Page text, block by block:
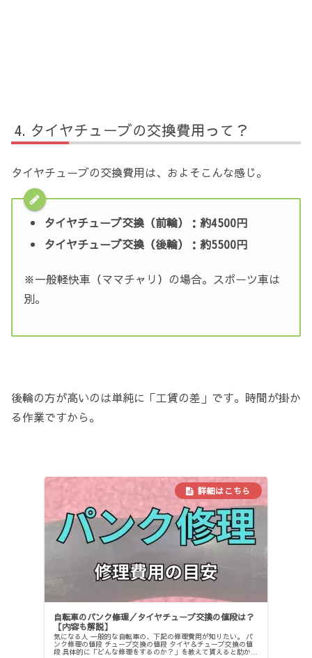
タイヤチューブの交換費用って？
タイヤチューブの交換費用は、およそこんな感じ。
タイヤチューブ交換（前輪）：約4500円
タイヤチューブ交換（後輪）：約5500円
※一般軽快車（ママチャリ）の場合。スポーツ車は
別。
後輪の方が高いのは単純に「工賃の差」です。時間が掛か
る作業ですから。
自転車のパンク修理／タイヤチューブ交換の値段は？
【内容も解説】
気になる人 一般的な自転車の、下記の修理費用が知りたい。 パ
ンク修理の値段 チューブ交換の値段 タイヤ＆チューブ交換の値
段 具体的に「どんな修理をするのか？」を教えて貰えると助かる